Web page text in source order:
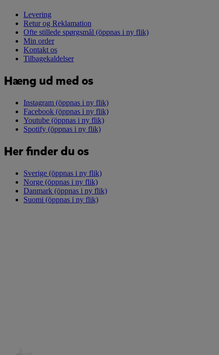
Levering
Retur og Reklamation
Ofte stillede spørgsmål (öppnas i ny flik)
Min order
Kontakt os
Tilbagekaldelser
Hæng ud med os
Instagram (öppnas i ny flik)
Facebook (öppnas i ny flik)
Youtube (öppnas i ny flik)
Spotify (öppnas i ny flik)
Her finder du os
Sverige (öppnas i ny flik)
Norge (öppnas i ny flik)
Danmark (öppnas i ny flik)
Suomi (öppnas i ny flik)